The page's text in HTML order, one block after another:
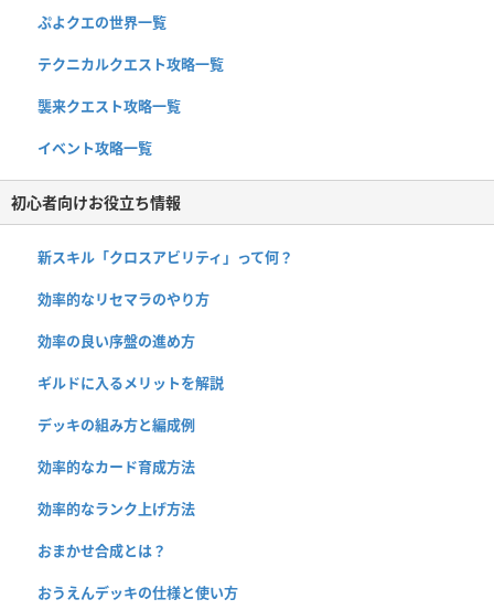
ぷよクエの世界一覧
テクニカルクエスト攻略一覧
襲来クエスト攻略一覧
イベント攻略一覧
初心者向けお役立ち情報
新スキル「クロスアビリティ」って何？
効率的なリセマラのやり方
効率の良い序盤の進め方
ギルドに入るメリットを解説
デッキの組み方と編成例
効率的なカード育成方法
効率的なランク上げ方法
おまかせ合成とは？
おうえんデッキの仕様と使い方